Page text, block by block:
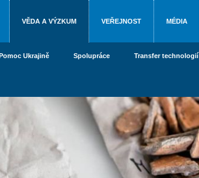
VĚDA A VÝZKUM VEŘEJNOST MÉDIA
Ukrajině Spolupráce Transfer technologií